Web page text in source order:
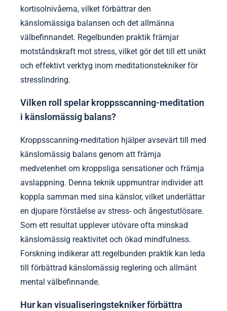
kortisolnivåerna, vilket förbättrar den
känslomässiga balansen och det allmänna
välbefinnandet. Regelbunden praktik främjar
motståndskraft mot stress, vilket gör det till ett unikt
och effektivt verktyg inom meditationstekniker för
stresslindring.
Vilken roll spelar kroppsscanning-meditation
i känslomässig balans?
Kroppsscanning-meditation hjälper avsevärt till med
känslomässig balans genom att främja
medvetenhet om kroppsliga sensationer och främja
avslappning. Denna teknik uppmuntrar individer att
koppla samman med sina känslor, vilket underlättar
en djupare förståelse av stress- och ångestutlösare.
Som ett resultat upplever utövare ofta minskad
känslomässig reaktivitet och ökad mindfulness.
Forskning indikerar att regelbunden praktik kan leda
till förbättrad känslomässig reglering och allmänt
mental välbefinnande.
Hur kan visualiseringstekniker förbättra